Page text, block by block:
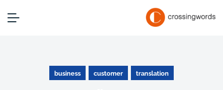
business customer translation